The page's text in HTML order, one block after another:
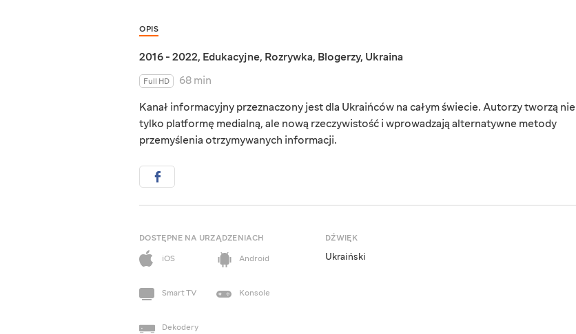
OPIS
2016 - 2022, Edukacyjne, Rozrywka, Blogerzy, Ukraina
Full HD
68 min
Kanał informacyjny przeznaczony jest dla Ukraińców na całym świecie. Autorzy tworzą nie
tylko platformę medialną, ale nową rzeczywistość i wprowadzają alternatywne metody
przemyślenia otrzymywanych informacji.
DOSTĘPNE NA URZĄDZENIACH
iOS
Android
Smart TV Konsole
Dekodery
DŹWIĘK
Ukraiński